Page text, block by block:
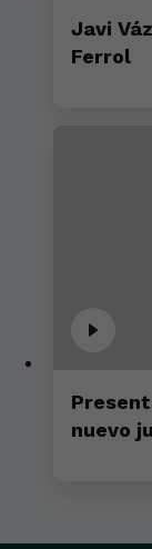
Javi
Ferrol
nuevo